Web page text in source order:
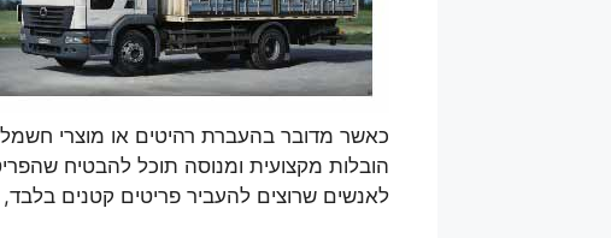
כאשר מדובר בהעברת רהיטים או מוצרי
הובלות מקצועית ומנוסה תוכל להבטיח
לאנשים שרוצים להעביר פריטים קטנים